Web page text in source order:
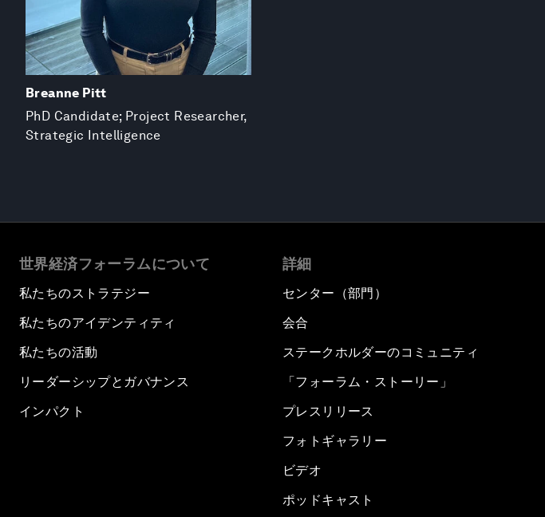
Breanne Pitt
PhD Candidate; Project Researcher,
Strategic Intelligence
世界経済フォーラムについて
私たちのストラテジー
私たちのアイデンティティ
私たちの活動
リーダーシップとガバナンス
インパクト
詳細
センター（部門）
会合
ステークホルダーのコミュニティ
「フォーラム・ストーリー」
プレスリリース
フォトギャラリー
ビデオ
ポッドキャスト